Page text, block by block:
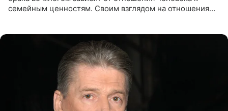
семейным ценностям. Своим взглядом на отношения